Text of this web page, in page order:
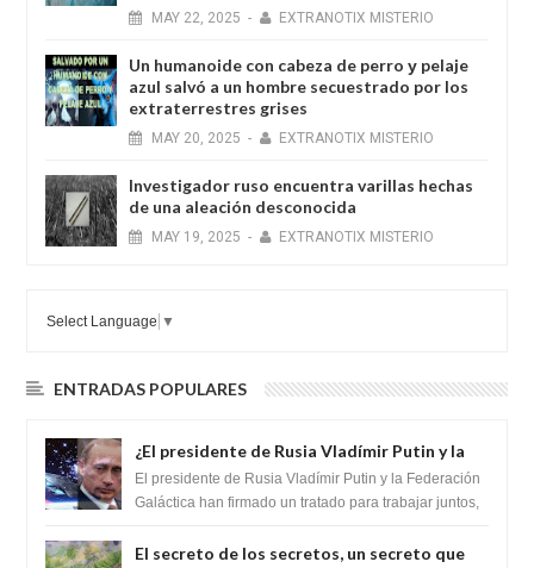
MAY 22, 2025 - EXTRANOTIX MISTERIO
Un humanoide con cabeza de perro у pelaje
azul salvó a un hombre secuestrado por los
extraterrestres grises
MAY 20, 2025 - EXTRANOTIX MISTERIO
Investigador ruso encuentra varillas hechas
de una aleación desconocida
MAY 19, 2025 - EXTRANOTIX MISTERIO
Select Language ▼
ENTRADAS POPULARES
¿El presidente de Rusia Vladímir Putin y la
Federación Galactica han firmado un
tratado para acabar con los Sionistas?
El presidente de Rusia Vladímir Putin y la Federación
Galáctica han firmado un tratado para trabajar juntos,
El secreto de los secretos, un secreto que